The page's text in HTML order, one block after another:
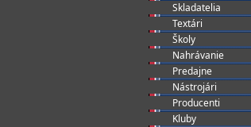
Skladatelia
Textári
Školy
Nahrávanie
Predajne
Nástrojári
Producenti
Kluby